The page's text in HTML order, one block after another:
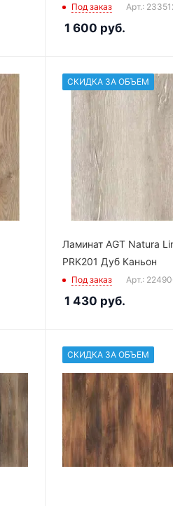
Под заказ Арт.:
1 600 руб.
СКИДКА ЗА ОБЪЕМ
Ламинат AGT Natura
PRK201 Дуб Каньон
Под заказ Арт.:
1 430 руб.
СКИДКА ЗА ОБЪЕМ